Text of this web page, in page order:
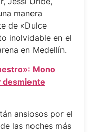
manera
de «Dulce
inolvidable en el
en Medellín.
Mono
desmiente
ansiosos por el
las noches más